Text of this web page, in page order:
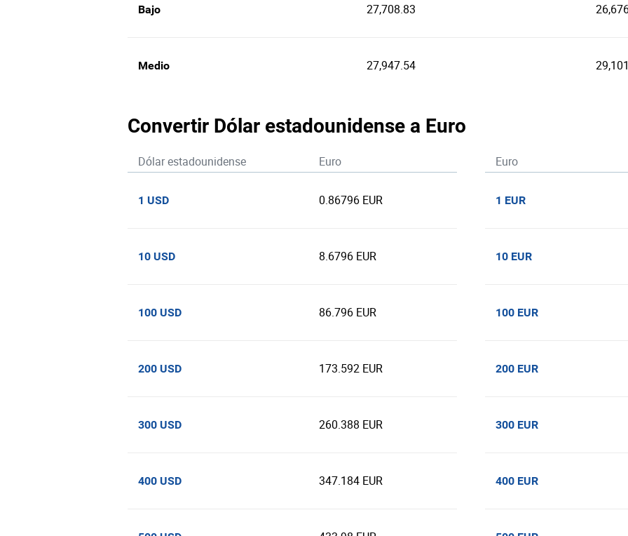
Bajo 27,708.83
Medio 27,947.54
Convertir Dólar estadounidense a Euro
Dólar estadounidense Euro
1 USD 0.86796 EUR
10 USD 8.6796 EUR
100 USD 86.796 EUR
200 USD 173.592 EUR
300 USD 260.388 EUR
400 USD 347.184 EUR
Euro
1 EUR
10 EUR
100 EUR
200 EUR
300 EUR
400 EUR